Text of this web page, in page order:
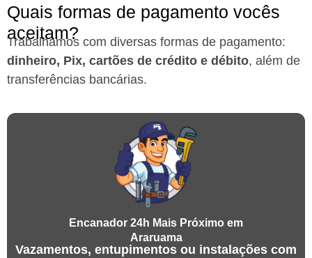
Quais formas de pagamento vocês
aceitam?
Trabalhamos com diversas formas de pagamento:
dinheiro, Pix, cartões de crédito e débito, além de
transferências bancárias.
Encanador 24h Mais Próximo em
Araruama
Vazamentos, entupimentos ou instalações com